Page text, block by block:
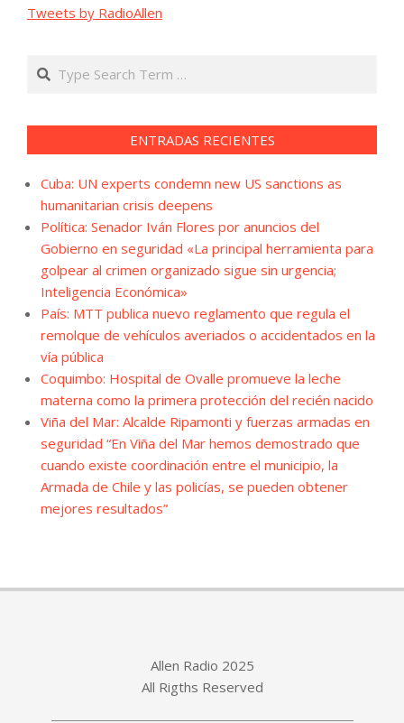
Tweets by RadioAllen
Search
ENTRADAS RECIENTES
Cuba: UN experts condemn new US sanctions as
humanitarian crisis deepens
Política: Senador Iván Flores por anuncios del
Gobierno en seguridad «La principal herramienta para
golpear al crimen organizado sigue sin urgencia;
Inteligencia Económica»
País: MTT publica nuevo reglamento que regula el
remolque de vehículos averiados o accidentados en la
vía pública
Coquimbo: Hospital de Ovalle promueve la leche
materna como la primera protección del recién nacido
Viña del Mar: Alcalde Ripamonti y fuerzas armadas en
seguridad “En Viña del Mar hemos demostrado que
cuando existe coordinación entre el municipio, la
Armada de Chile y las policías, se pueden obtener
mejores resultados”
Allen Radio 2025
All Rigths Reserved